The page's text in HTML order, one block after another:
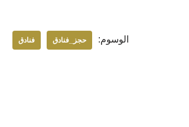
الوسوم: حجز_فنادق فنادق